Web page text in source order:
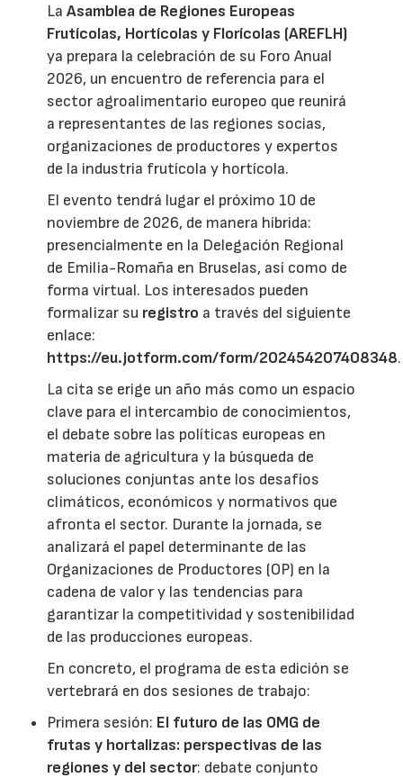
LaAsamblea de Regiones Europeas
Frutícolas, Hortícolas y Florícolas (AREFLH)
ya prepara la celebración de su Foro Anual
2026, un encuentro de referencia para el
sector agroalimentario europeo que reunirá
a representantes de las regiones socias,
organizaciones de productores y expertos
de la industria frutícola y hortícola.
El evento tendrá lugar el próximo 10 de
noviembre de 2026, de manera híbrida:
presencialmente en la Delegación Regional
de Emilia-Romaña en Bruselas, así como de
forma virtual. Los interesados pueden
formalizar su registro a través del siguiente
enlace:
https://eu.jotform.com/form/202454207408348.
La cita se erige un año más como un espacio
clave para el intercambio de conocimientos,
el debate sobre las políticas europeas en
materia de agricultura y la búsqueda de
soluciones conjuntas ante los desafíos
climáticos, económicos y normativos que
afronta el sector. Durante la jornada, se
analizará el papel determinante de las
Organizaciones de Productores (OP) en la
cadena de valor y las tendencias para
garantizar la competitividad y sostenibilidad
de las producciones europeas.
En concreto, el programa de esta edición se
vertebrará en dos sesiones de trabajo:
Primera sesión: El futuro de las OMG de
frutas y hortalizas: perspectivas de las
regiones y del sector: debate conjunto